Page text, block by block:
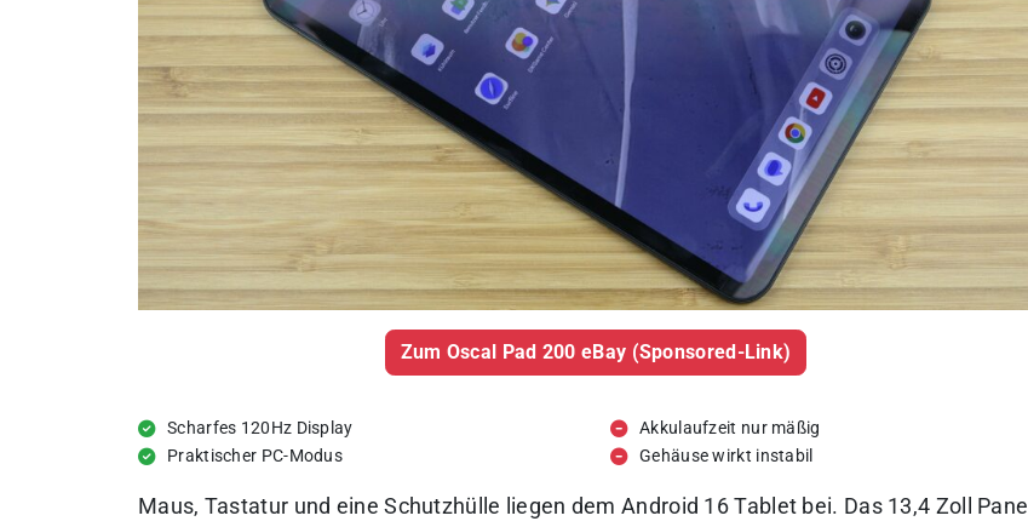
Zum Oscal Pad 200 eBay (Sponsored-Link)
Scharfes 120Hz Display
Praktischer PC-Modus
Akkulaufzeit nur mäßig
Gehäuse wirkt instabil
Maus, Tastatur und eine Schutzhülle liegen dem Android 16 Tablet bei. Das 13,4 Zoll Panel